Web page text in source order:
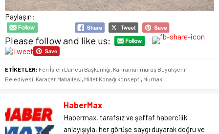
Paylaşın:
Please follow and like us:
ETİKETLER: Fen İşleri Dairesi Başkanlığı Kahramanmaraş Büyükşehir
Belediyesi Karaçar Mahallesi Millet Konağı konsepti Nurhak
HaberMax
Habermax, tarafsız ve şeffaf habercilik
anlayışıyla, her görüşe saygı duyarak doğru ve